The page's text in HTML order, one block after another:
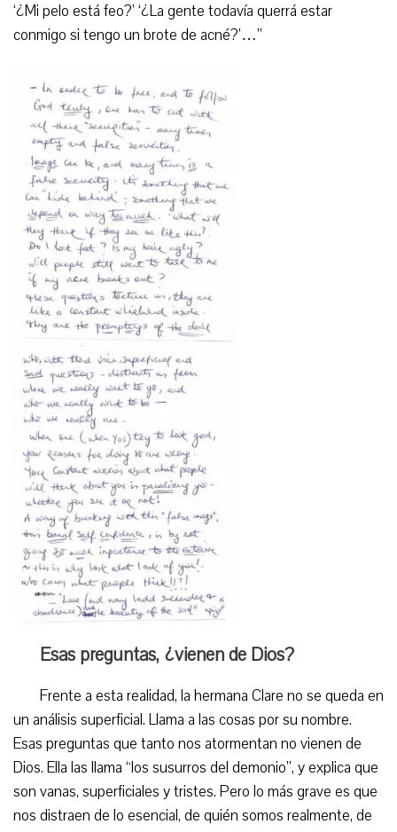
‘¿Mi pelo está feo?’ ‘¿La gente todavía querrá estar
conmigo si tengo un brote de acné?’…”
Esas preguntas, ¿vienen de Dios?
Frente a esta realidad, la hermana Clare no se queda en
un análisis superficial. Llama a las cosas por su nombre.
Esas preguntas que tanto nos atormentan no vienen de
Dios. Ella las llama “los susurros del demonio”, y explica que
son vanas, superficiales y tristes. Pero lo más grave es que
nos distraen de lo esencial, de quién somos realmente, de